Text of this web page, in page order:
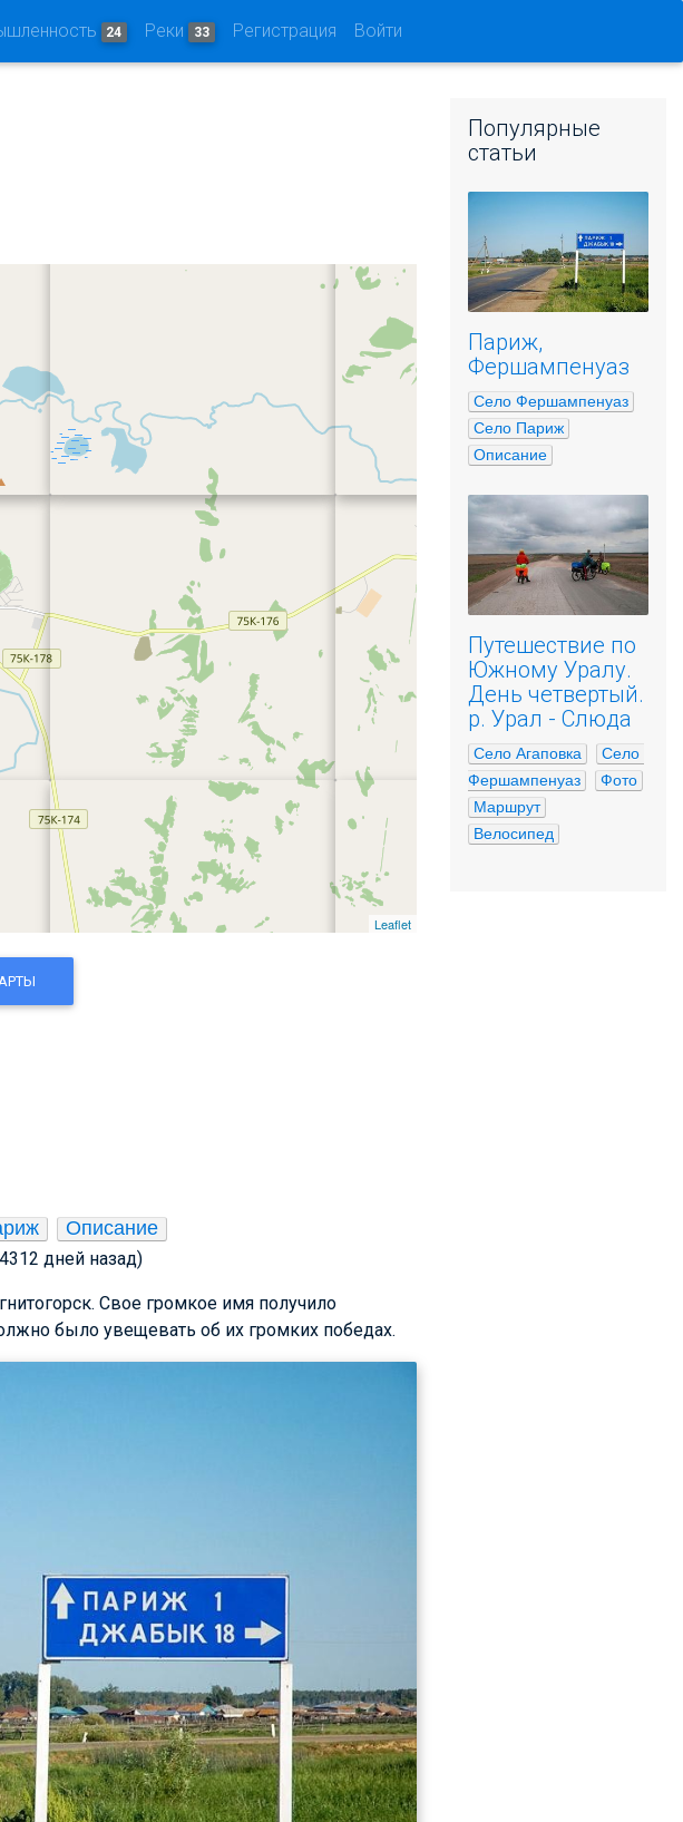
24 Реки 33 Регистрация Войти
Leaflet
Описание
дней назад)
Свое громкое имя получило
было увещевать об их громких победах.
Популярные
статьи
Париж,
Фершампенуаз
Село Фершампенуаз
Село Париж
Описание
Путешествие по
Южному Уралу.
День четвертый.
р. Урал - Слюда
Село Агаповка
Село
Фершампенуаз
Фото
Маршрут
Велосипед